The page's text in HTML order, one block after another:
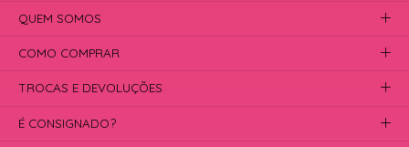
QUEM SOMOS
COMO COMPRAR
TROCAS E DEVOLUÇÕES
É CONSIGNADO?